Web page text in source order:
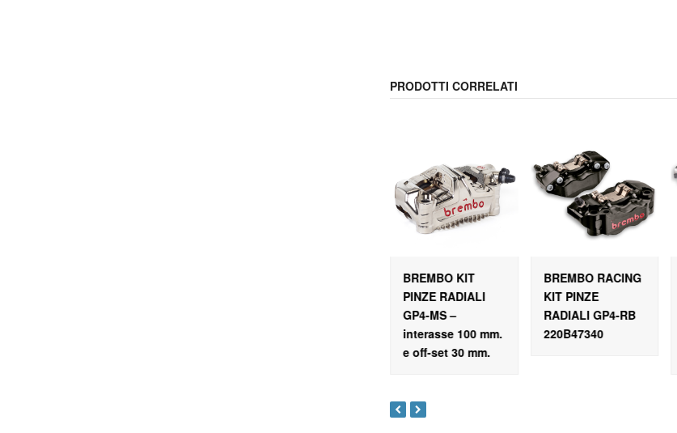
PRODOTTI CORRELATI
BREMBO KIT
PINZE RADIALI
GP4-MS –
interasse 100 mm.
e off-set 30 mm.
BREMBO RACING
KIT PINZE
RADIALI GP4-RB
220B47340